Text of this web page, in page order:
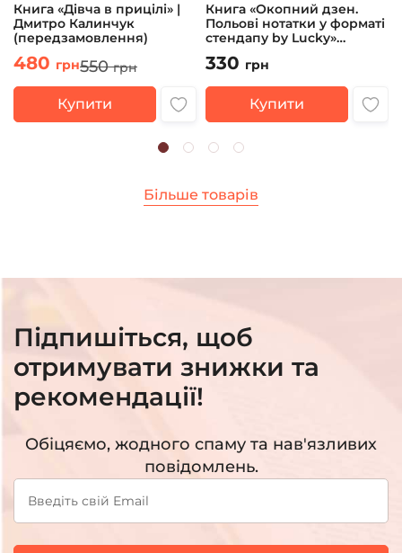
Книга «Дівча в прицілі» |
Дмитро Калинчук
(передзамовлення)
480 грн550 грн
Купити
Книга «Окопний дзен.
Польові нотатки у форматі
стендапу by Lucky»
Андрій Юрков
330 грн
Купити
Більше товарів
Підпишіться, щоб
отримувати знижки та
рекомендації!
Обіцяємо, жодного спаму та нав'язливих
повідомлень.